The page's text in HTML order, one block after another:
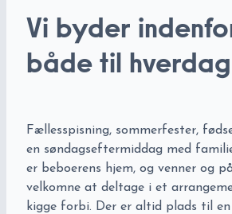
Vi byder
både til
Fællesspisning, sommerfester,
en søndagseftermiddag med
er beboerens hjem, og venner og
velkomne at deltage i et
kigge forbi. Der er altid plads til